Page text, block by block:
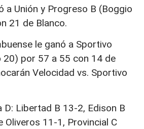
a Unión y Progreso B (Boggio
21 de Blanco.
le ganó a Sportivo
20) por 57 a 55 con 14 de
Velocidad vs. Sportivo
D: Libertad B 13-2, Edison B
Oliveros 11-1, Provincial C